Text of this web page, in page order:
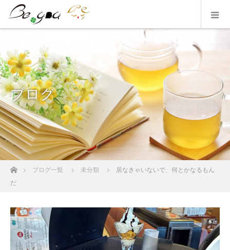
ブログ
ホームブログ一覧 未分類
居なきゃいないで、何とかなるもん
だ